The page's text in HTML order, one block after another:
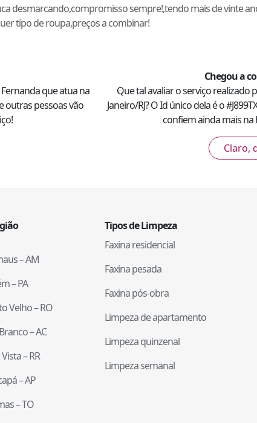
desmarcando,compromisso sempre!,tendo mais de vinte
tipo de roupa,preços a combinar!
Fernandaque atua na
outras pessoas vão
Chegou a
Que tal avaliar o serviço realizado
Janeiro/RJ? O Id único dela é o #
confiem ainda mais
Claro,
–AM
–PA
Velho–RO
–AC
–RR
–AP
–TO
Tipos de Limpeza
Faxina residencial
Faxina pesada
Faxina pós-obra
Limpeza de apartamento
Limpeza quinzenal
Limpeza semanal